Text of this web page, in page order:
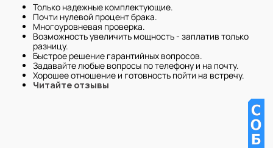
Только надежные комплектующие.
Почти нулевой процент брака.
Многоуровневая проверка.
Возможность увеличить мощность - заплатив только
разницу.
Быстрое решение гарантийных вопросов.
Задавайте любые вопросы по телефону и на почту.
Хорошее отношение и готовность пойти на встречу.
Читайте отзывы